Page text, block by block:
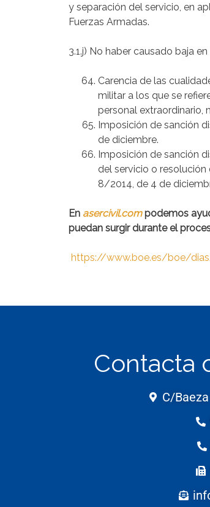
y separación del servicio, en
Fuerzas Armadas.
3.1.j) No haber causado baja
Carencia de las
militar a los que se
personal extraordinario,
Imposición de sanción
de diciembre.
Imposición de sanción
del servicio o
8/2014, de 4 de
En asercivil.compodemos
puedan surgir durante el
https://www.boe.es/boe/
Contacta
C/